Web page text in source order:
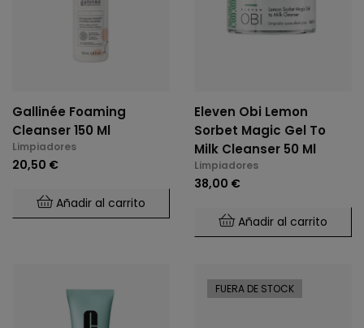
Gallinée Foaming
Cleanser 150 Ml
Limpiadores
20,50 €
Añadir al carrito
Eleven Obi Lemon
Sorbet Magic Gel To
Milk Cleanser 50 Ml
Limpiadores
38,00 €
Añadir al carrito
FUERA DE STOCK